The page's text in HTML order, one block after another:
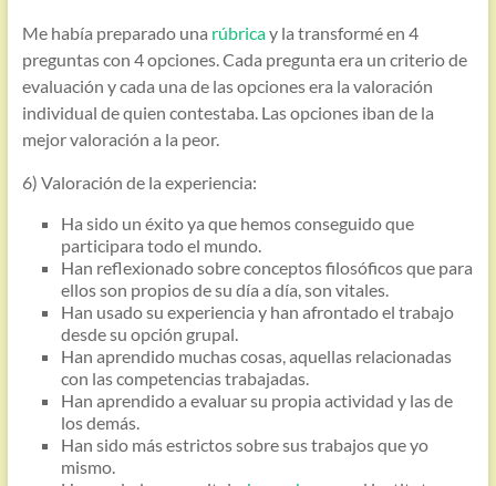
Me había preparado una rúbricay la transformé en 4
preguntas con 4 opciones. Cada pregunta era un criterio de
evaluación y cada una de las opciones era la valoración
individual de quien contestaba. Las opciones iban de la
mejor valoración a la peor.
6) Valoración de la experiencia:
Ha sido un éxito ya que hemos conseguido que
participara todo el mundo.
Han reflexionado sobre conceptos filosóficos que para
ellos son propios de su día a día, son vitales.
Han usado su experiencia y han afrontado el trabajo
desde su opción grupal.
Han aprendido muchas cosas, aquellas relacionadas
con las competencias trabajadas.
Han aprendido a evaluar su propia actividad y las de
los demás.
Han sido más estrictos sobre sus trabajos que yo
mismo.